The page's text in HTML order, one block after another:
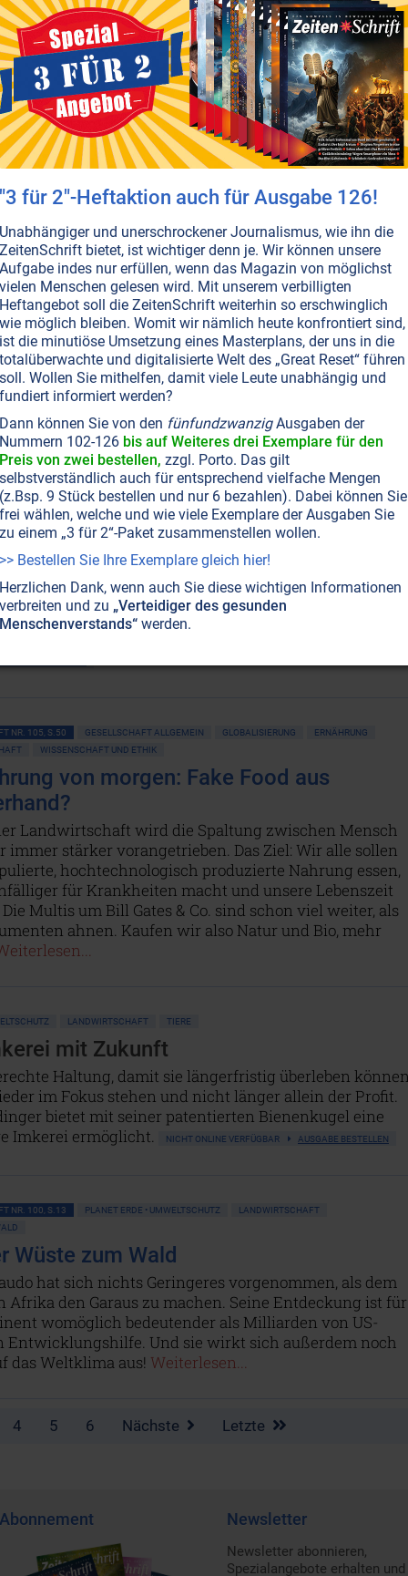
VERFÜGBAR AUSGABE BESTELLEN
NR. 117, S.56 KINDER • JUGEND LEBENSHILFE
GEIST
MIT DER NATUR
NATURGEISTER GESUNDHEIT
LANDWIRTSCHAFT
TIERE
aus dem Naturreich
konnten viele Menschen die Geister der Natur
erscheint uns dies wie ein Märchen. Dabei können
geben, die uns helfen, ein besseres Leben zu
Einklang mit den Elementen und der Natur.
NR. 116, S.48 BEWUSSTSEIN KOMMUNIKATION MIT DER NATUR
NATURGEISTER
TIERE
Schweine haben Schwein ...
leider nicht. Schauen wir, was der
für seine Spezies wünscht. Er ist ein
Wesen, das sich um die Seelen der Schweine
Weiterlesen...
GLOBALISIERUNG POLITIK ALLGEMEIN
BEWUSSTSEIN
für die Erde
Albtraum“ und gilt als Vorreiterin der globalen
Jahren ist sie immer noch für den Schutz der Erde
streitbar, unermüdlich und ohne je ihren
NR. 105, S.50 GESELLSCHAFT ALLGEMEIN GLOBALISIERUNG
ERNÄHRUNG
WISSENSCHAFT UND ETHIK
von morgen: Fake Food aus
Landwirtschaft wird die Spaltung zwischen Mensch
immer stärker vorangetrieben. Das Ziel: Wir alle sollen
hochtechnologisch produzierte Nahrung essen,
für Krankheiten macht und unsere Lebenszeit
Multis um Bill Gates & Co. sind schon viel weiter, als
ahnen. Kaufen wir also Natur und Bio, mehr
LANDWIRTSCHAFT TIERE
mit Zukunft
Haltung, damit sie längerfristig überleben
im Fokus stehen und nicht länger allein der Profit.
bietet mit seiner patentierten Bienenkugel eine
Imkerei ermöglicht.
NICHT ONLINE VERFÜGBAR AUSGABE BESTELLEN
NR. 100, S.13 PLANET ERDE • UMWELTSCHUTZ
LANDWIRTSCHAFT
Wüste zum Wald
hat sich nichts Geringeres vorgenommen, als dem
Afrika den Garaus zu machen. Seine Entdeckung ist für
womöglich bedeutender als Milliarden von US-
Entwicklungshilfe. Und sie wirkt sich außerdem noch
das Weltklima aus! Weiterlesen...
4 5 6 Nächste Letzte
Abonnement Newsletter
Newsletter abonnieren,
Spezialangebote erhalten und
"3 für 2"-Heftaktion auch für Ausgabe 126!
Unabhängiger und unerschrockener Journalismus, wie ihn die
ZeitenSchrift bietet, ist wichtiger denn je. Wir können unsere
Aufgabe indes nur erfüllen, wenn das Magazin von möglichst
vielen Menschen gelesen wird. Mit unserem verbilligten
Heftangebot soll die ZeitenSchrift weiterhin so erschwinglich
wie möglich bleiben. Womit wir nämlich heute konfrontiert sind,
ist die minutiöse Umsetzung eines Masterplans, der uns in die
totalüberwachte und digitalisierte Welt des „Great Reset“ führen
soll. Wollen Sie mithelfen, damit viele Leute unabhängig und
fundiert informiert werden?
Dann können Sie von den fünfundzwanzigAusgaben der
Nummern 102-126 bis auf Weiteres drei Exemplare für den
Preis von zwei bestellen, zzgl. Porto. Das gilt
selbstverständlich auch für entsprechend vielfache Mengen
(z.Bsp. 9 Stück bestellen und nur 6 bezahlen). Dabei können Sie
frei wählen, welche und wie viele Exemplare der Ausgaben Sie
zu einem „3 für 2“-Paket zusammenstellen wollen.
>> Bestellen Sie Ihre Exemplare gleich hier!
Herzlichen Dank, wenn auch Sie diese wichtigen Informationen
verbreiten und zu „Verteidiger des gesunden
Menschenverstands“werden.